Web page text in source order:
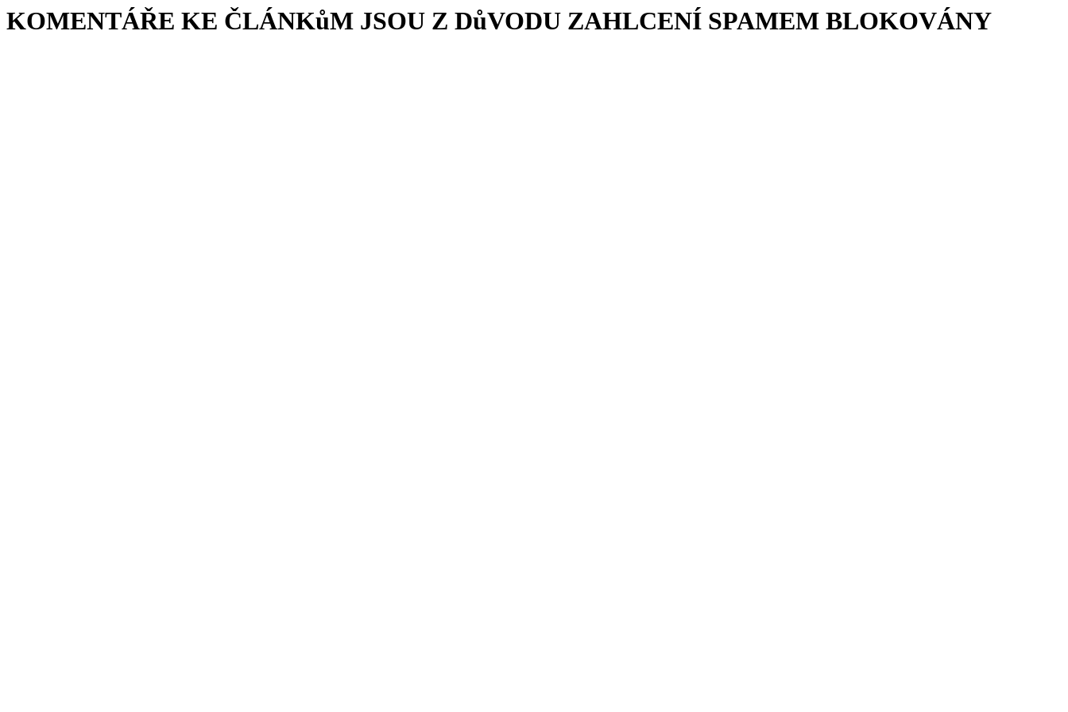
KOMENTÁŘE KE ČLÁNKůM JSOU Z DůVODU ZAHLCENÍ SPAMEM BLOKOVÁNY